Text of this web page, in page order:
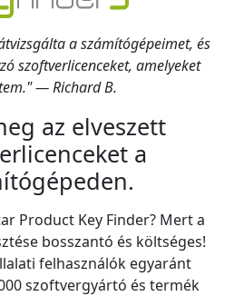
a számítógépeimet, és
szoftverlicenceket, amelyeket
— Richard B.
az elveszett
a
Product Key Finder? Mert a
bosszantó és költséges!
felhasználók egyaránt
szoftvergyártó és termék